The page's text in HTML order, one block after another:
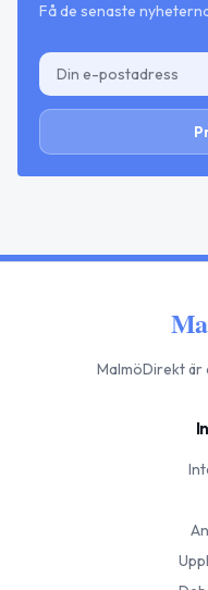
Få de senaste
MalmöDirektär